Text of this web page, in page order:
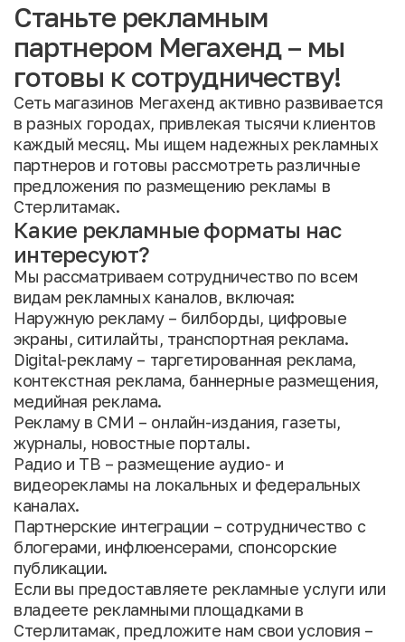
Станьте рекламным
партнером Мегахенд – мы
готовы к сотрудничеству!
Сеть магазинов Мегахенд активно развивается
в разных городах, привлекая тысячи клиентов
каждый месяц. Мы ищем надежных рекламных
партнеров и готовы рассмотреть различные
предложения по размещению рекламы в
Стерлитамак.
Какие рекламные форматы нас
интересуют?
Мы рассматриваем сотрудничество по всем
видам рекламных каналов, включая:
Наружную рекламу – билборды, цифровые
экраны, ситилайты, транспортная реклама.
Digital-рекламу – таргетированная реклама,
контекстная реклама, баннерные размещения,
медийная реклама.
Рекламу в СМИ – онлайн-издания, газеты,
журналы, новостные порталы.
Радио и ТВ – размещение аудио- и
видеорекламы на локальных и федеральных
каналах.
Партнерские интеграции – сотрудничество с
блогерами, инфлюенсерами, спонсорские
публикации.
Если вы предоставляете рекламные услуги или
владеете рекламными площадками в
Стерлитамак, предложите нам свои условия –